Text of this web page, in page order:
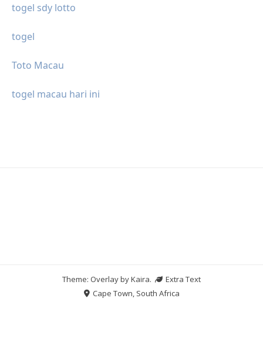
togel sdy lotto
togel
Toto Macau
togel macau hari ini
Theme: Overlay byKaira.
Extra Text
Cape Town, South Africa